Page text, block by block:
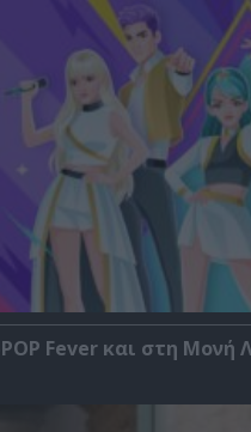
Fever και στη Μονή